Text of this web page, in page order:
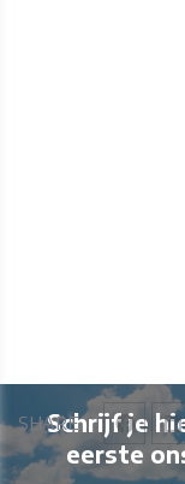
SHARESchrijf je
eerste